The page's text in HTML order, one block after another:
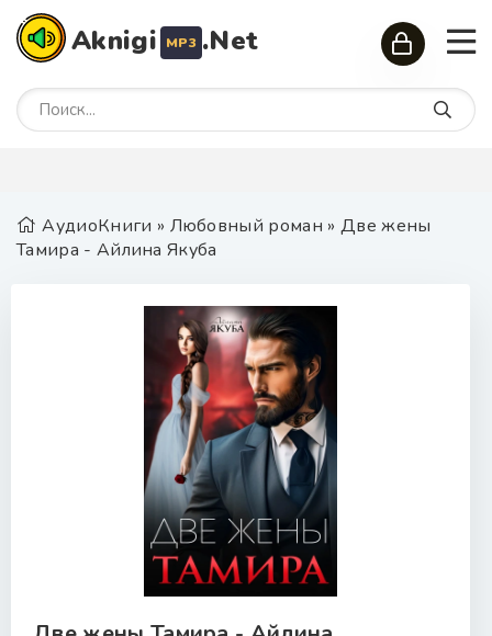
Aknigi MP3 .Net
АудиоКниги » Любовный роман » Две жены
Тамира - Айлина Якуба